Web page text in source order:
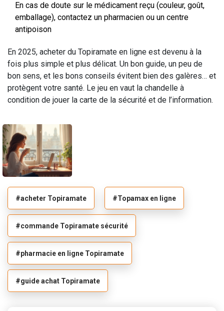
En cas de doute sur le médicament reçu (couleur, goût,
emballage), contactez un pharmacien ou un centre
antipoison
En 2025, acheter du Topiramate en ligne est devenu à la
fois plus simple et plus délicat. Un bon guide, un peu de
bon sens, et les bons conseils évitent bien des galères… et
protègent votre santé. Le jeu en vaut la chandelle à
condition de jouer la carte de la sécurité et de l’information.
#acheter Topiramate #Topamax en ligne
#commande Topiramate sécurité
#pharmacie en ligne Topiramate
#guide achat Topiramate